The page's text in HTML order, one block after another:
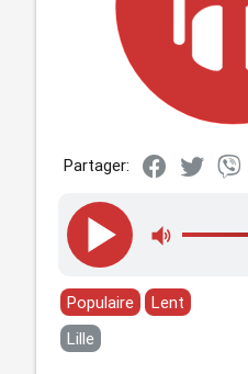
Partager:
Populaire
Lent
Lille